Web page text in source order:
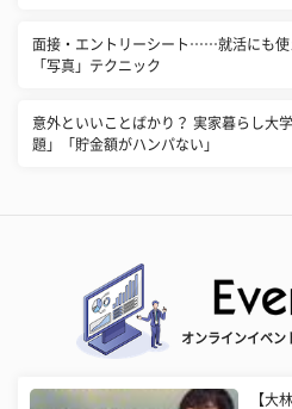
面接・エントリーシート……就活にも使
「写真」テクニック
意外といいことばかり？ 実家暮らし大
題」「貯金額がハンパない」
オンラインイベン
【大